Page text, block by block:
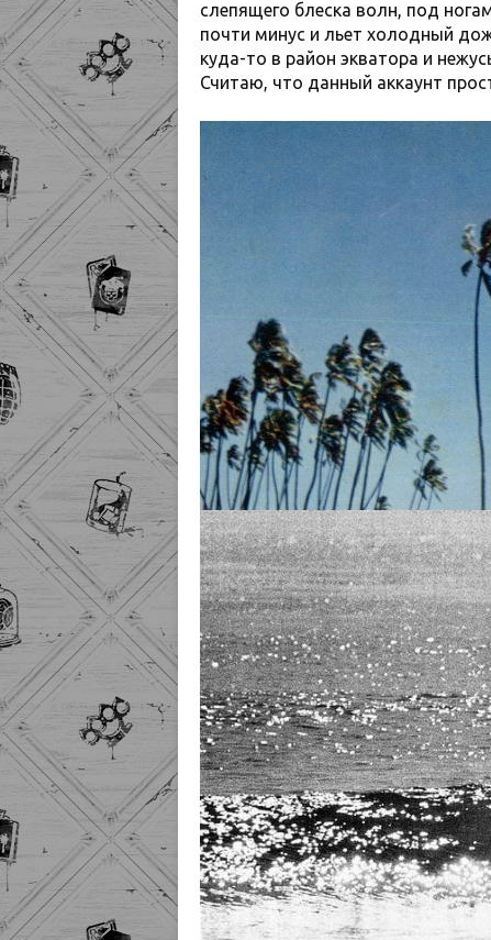
слепящего блеска волн, под
почти минус и льет холодный
куда-то в район экватора и
Считаю, что данный аккаунт